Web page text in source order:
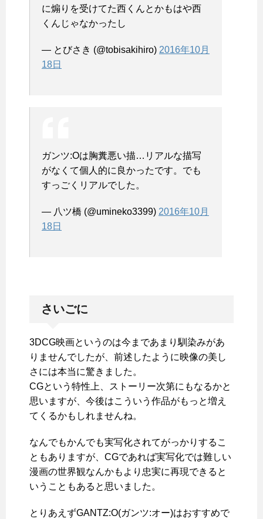
に煽りを受けてた西くんとかもはや西
くんじゃなかったし
— とびさき (@tobisakihiro) 2016年10月
18日
ガンツ:Oは胸糞悪い描…リアルな描写
がなくて個人的に良かったです。でも
すっごくリアルでした。
— 八ツ橋 (@umineko3399) 2016年10月
18日
さいごに
3DCG映画というのは今まであまり馴染みがあ
りませんでしたが、前述したように映像の美し
さには本当に驚きました。
CGという特性上、ストーリー次第にもなるかと
思いますが、今後はこういう作品がもっと増え
てくるかもしれませんね。
なんでもかんでも実写化されてがっかりするこ
ともありますが、CGであれば実写化では難しい
漫画の世界観なんかもより忠実に再現できると
いうこともあると思いました。
とりあえずGANTZ:O(ガンツ:オー)はおすすめで